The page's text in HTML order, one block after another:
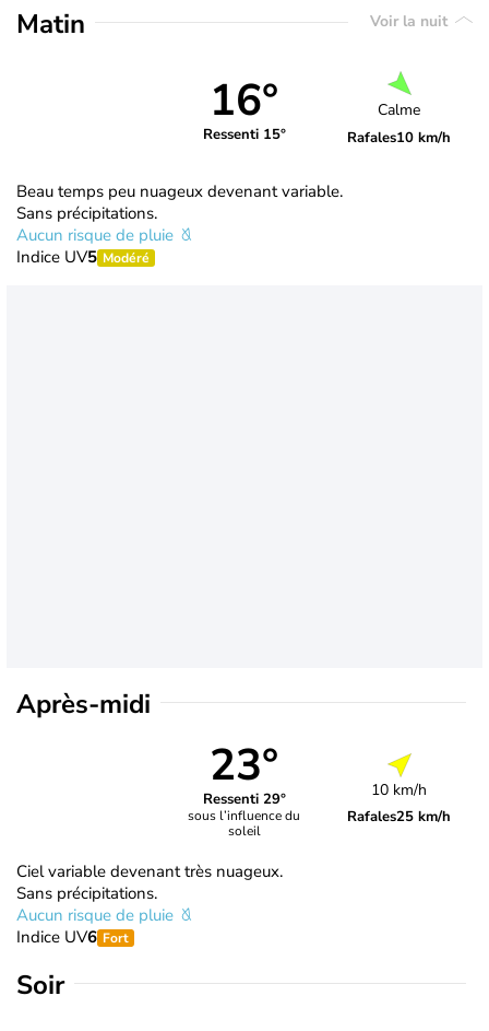
Matin Voir la nuit
16°
Ressenti 15°
Calme
Rafales10 km/h
Beau temps peu nuageux devenant variable.
Sans précipitations.
Aucun risque de pluie
Indice UV5 Modéré
Après-midi
23°
Ressenti 29°
sous l’influence du
soleil
10 km/h
Rafales25 km/h
Ciel variable devenant très nuageux.
Sans précipitations.
Aucun risque de pluie
Indice UV6 Fort
Soir